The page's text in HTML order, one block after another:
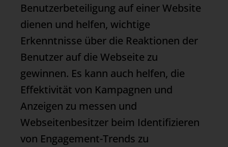
Benutzerbeteiligung auf einer Website
dienen und helfen, wichtige
Erkenntnisse über die Reaktionen der
Benutzer auf die Webseite zu
gewinnen. Es kann auch helfen, die
Effektivität von Kampagnen und
Anzeigen zu messen und
Webseitenbesitzer beim Identifizieren
von Engagement-Trends zu